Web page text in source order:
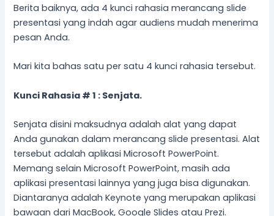
Berita baiknya, ada 4 kunci rahasia merancang slide
presentasi yang indah agar audiens mudah menerima
pesan Anda.
Mari kita bahas satu per satu 4 kunci rahasia tersebut.
Kunci Rahasia # 1 : Senjata.
Senjata disini maksudnya adalah alat yang dapat
Anda gunakan dalam merancang slide presentasi. Alat
tersebut adalah aplikasi Microsoft PowerPoint.
Memang selain Microsoft PowerPoint, masih ada
aplikasi presentasi lainnya yang juga bisa digunakan.
Diantaranya adalah Keynote yang merupakan aplikasi
bawaan dari MacBook, Google Slides atau Prezi.